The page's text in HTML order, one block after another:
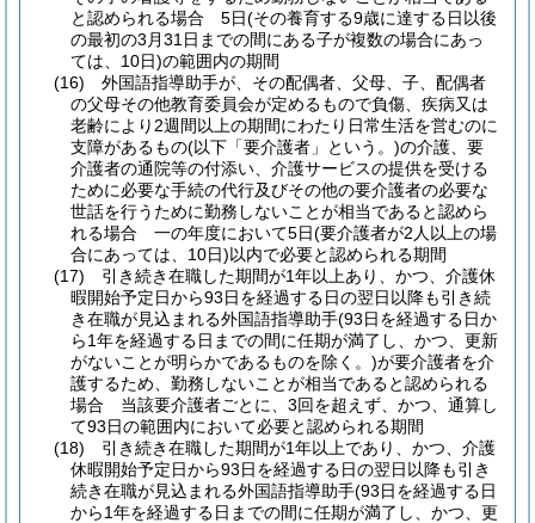
と認められる場合 5日(その養育する9歳に達する日以後
の最初の3月31日までの間にある子が複数の場合にあっ
ては、10日)の範囲内の期間
(16)
外国語指導助手が、その配偶者、父母、子、配偶者
の父母その他教育委員会が定めるもので負傷、疾病又は
老齢により2週間以上の期間にわたり日常生活を営むのに
支障があるもの(以下「要介護者」という。)の介護、要
介護者の通院等の付添い、介護サービスの提供を受ける
ために必要な手続の代行及びその他の要介護者の必要な
世話を行うために勤務しないことが相当であると認めら
れる場合 一の年度において5日(要介護者が2人以上の場
合にあっては、10日)以内で必要と認められる期間
(17)
引き続き在職した期間が1年以上あり、かつ、介護休
暇開始予定日から93日を経過する日の翌日以降も引き続
き在職が見込まれる外国語指導助手(93日を経過する日か
ら1年を経過する日までの間に任期が満了し、かつ、更新
がないことが明らかであるものを除く。)が要介護者を介
護するため、勤務しないことが相当であると認められる
場合 当該要介護者ごとに、3回を超えず、かつ、通算し
て93日の範囲内において必要と認められる期間
(18)
引き続き在職した期間が1年以上であり、かつ、介護
休暇開始予定日から93日を経過する日の翌日以降も引き
続き在職が見込まれる外国語指導助手(93日を経過する日
から1年を経過する日までの間に任期が満了し、かつ、更